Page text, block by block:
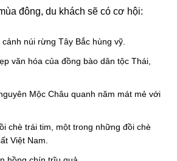
đông, du khách sẽ có cơ hội:
núi rừng Tây Bắc hùng vỹ.
văn hóa của đồng bào dân tộc Thái,
Mộc Châu quanh năm mát mẻ với
chè trái tim, một trong những đồi chè
Việt Nam.